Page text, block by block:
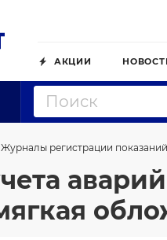
АКЦИИ
Журналы регистрации